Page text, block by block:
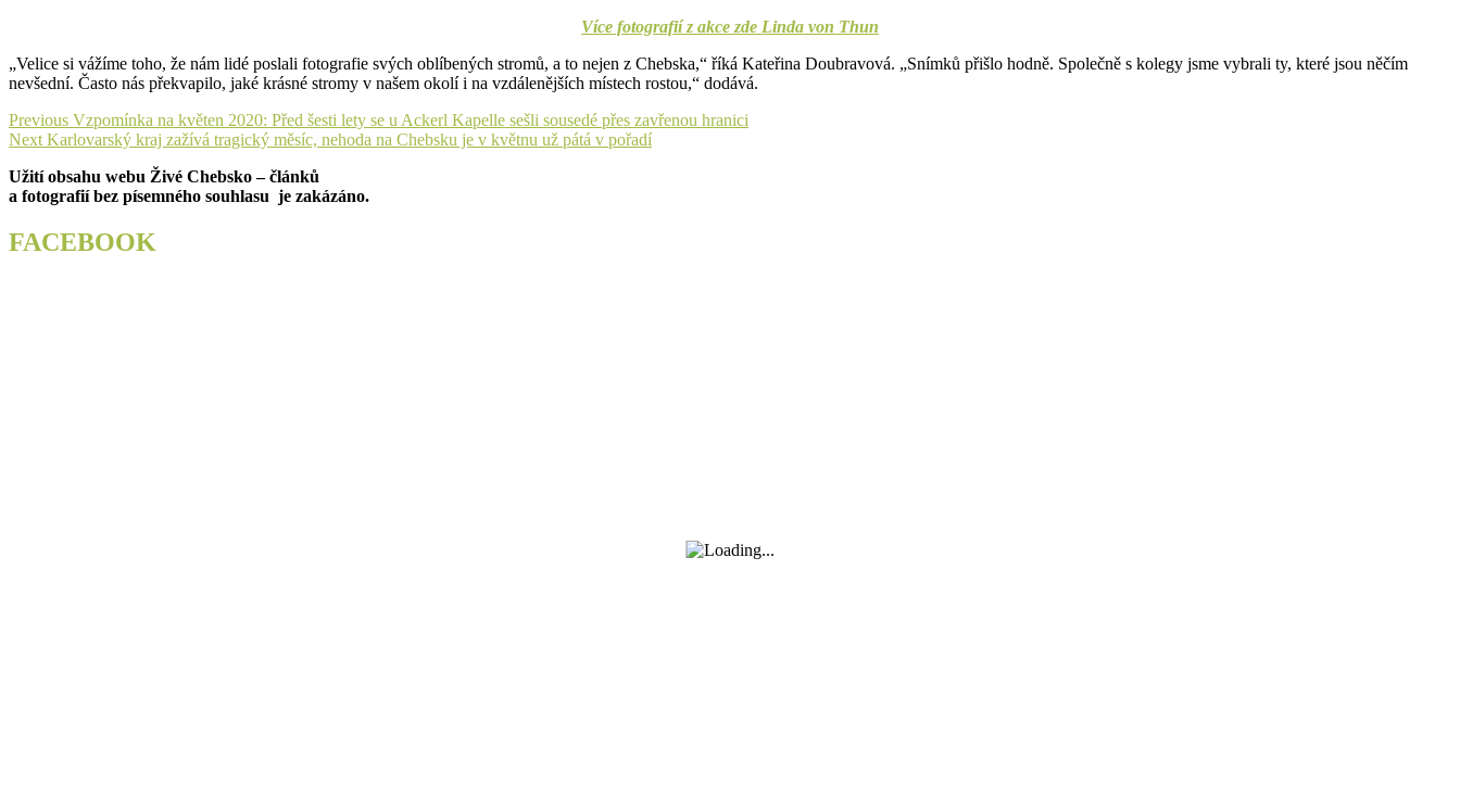
Více fotografií z akce zde Linda von Thun
„Velice si vážíme toho, že nám lidé poslali fotografie svých oblíbených stromů, a to nejen z Chebska,“ říká Kateřina Doubravová. „Snímků přišlo hodně. Společně s kolegy jsme vybrali ty, které jsou něčím
nevšední. Často nás překvapilo, jaké krásné stromy v našem okolí i na vzdálenějších místech rostou,“ dodává.
Navigace
pro
příspěvek
Previous Previous
post:
Vzpomínka na květen 2020: Před šesti lety se u Ackerl Kapelle sešli sousedé přes zavřenou hranici
Next Next
Karlovarský kraj zažívá tragický měsíc, nehoda na Chebsku je v květnu už pátá v pořadí
Užití obsahu webu Živé Chebsko – článků
a fotografií bez písemného souhlasu je zakázáno.
FACEBOOK